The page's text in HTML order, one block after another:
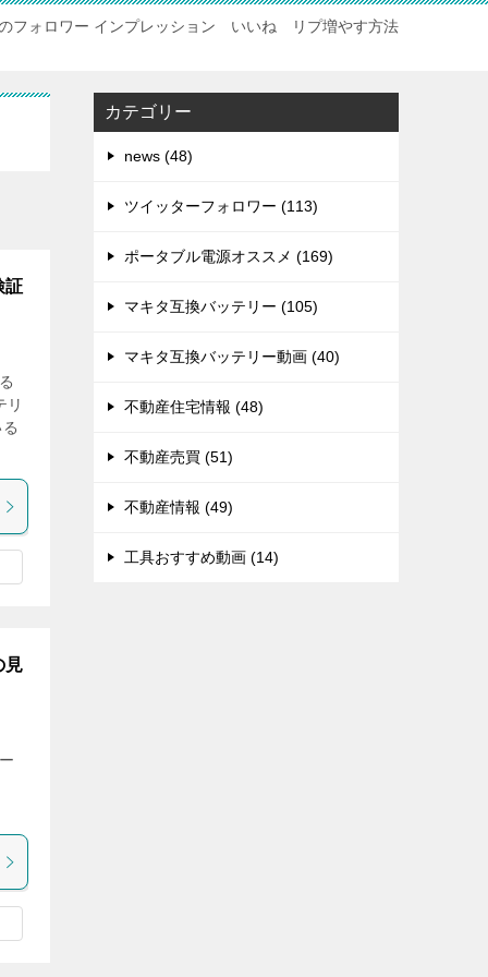
フォロワー インプレッション いいね リプ増やす方法
証
リ
見
カテゴリー
news (48)
ツイッターフォロワー (113)
ポータブル電源オススメ (169)
マキタ互換バッテリー (105)
マキタ互換バッテリー動画 (40)
不動産住宅情報 (48)
不動産売買 (51)
不動産情報 (49)
工具おすすめ動画 (14)